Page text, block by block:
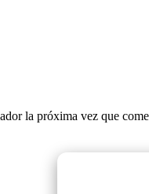
la próxima vez que